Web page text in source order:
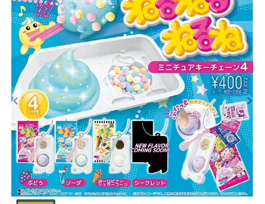
カプセルトイマシン本体
カプセルトイ
販促用空カプセル
レンタル
景品・玩具・文具
販促用カプセルトイ